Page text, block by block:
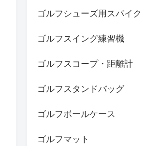
ゴルフシューズ用スパイク
ゴルフスイング練習機
ゴルフスコープ・距離計
ゴルフスタンドバッグ
ゴルフボールケース
ゴルフマット